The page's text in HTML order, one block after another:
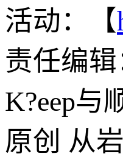
活动：【
责任编
K?eep与
原创 从